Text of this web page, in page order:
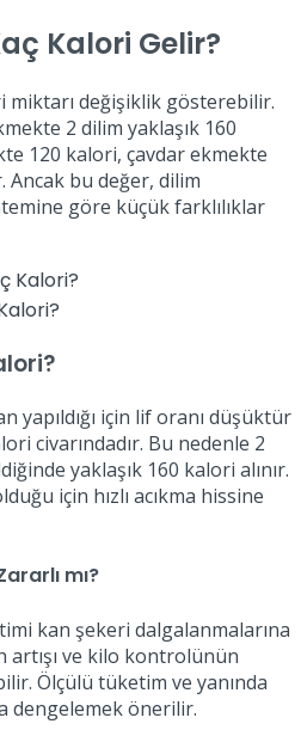
Kalori Gelir?
değişiklik gösterebilir.
2 dilim yaklaşık 160
120 kalori, çavdar ekmekte
Ancak bu değer, dilim
göre küçük farklılıklar
yapıldığı için lif oranı düşüktür
civarındadır. Bu nedenle 2
yaklaşık 160 kalori alınır.
için hızlı acıkma hissine
mı?
kan şekeri dalgalanmalarına
artışı ve kilo kontrolünün
Ölçülü tüketim ve yanında
dengelemek önerilir.